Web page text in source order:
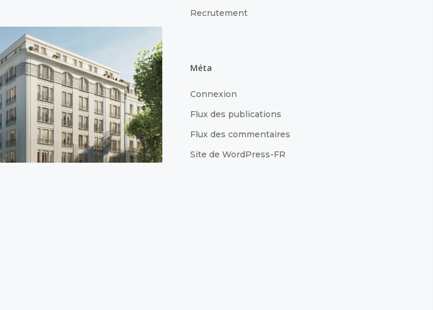
Recrutement
Méta
Connexion
Flux des publications
Flux des commentaires
Site de WordPress-FR